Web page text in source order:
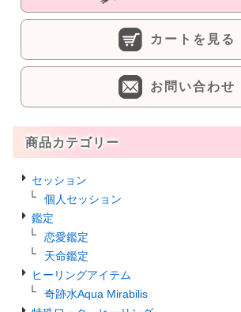
カートを見る
お問い合わせ
商品カテゴリー
セッション
個人セッション
鑑定
恋愛鑑定
天命鑑定
ヒーリングアイテム
奇跡水Aqua Mirabilis